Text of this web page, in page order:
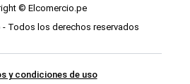
© Elcomercio.pe
- Todos los derechos reservados
y condiciones de uso